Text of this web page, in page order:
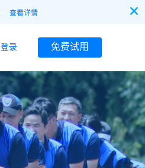
查看详情
登录 免费试用